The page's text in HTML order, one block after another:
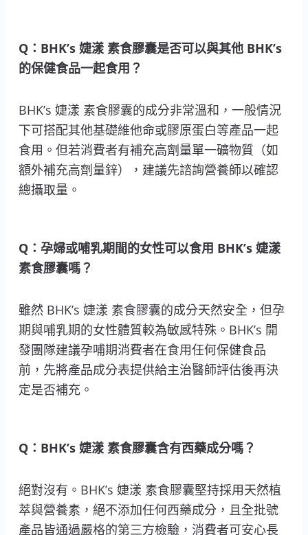
Q：BHK’s 婕漾 素食膠囊是否可以與其他 BHK’s
的保健食品一起食用？
BHK’s 婕漾 素食膠囊的成分非常溫和，一般情況
下可搭配其他基礎維他命或膠原蛋白等產品一起
食用。但若消費者有補充高劑量單一礦物質（如
額外補充高劑量鋅），建議先諮詢營養師以確認
總攝取量。
Q：孕婦或哺乳期間的女性可以食用 BHK’s 婕漾
素食膠囊嗎？
雖然 BHK’s 婕漾 素食膠囊的成分天然安全，但孕
期與哺乳期的女性體質較為敏感特殊。BHK’s 開
發團隊建議孕哺期消費者在食用任何保健食品
前，先將產品成分表提供給主治醫師評估後再決
定是否補充。
Q：BHK’s 婕漾 素食膠囊含有西藥成分嗎？
絕對沒有。BHK’s 婕漾 素食膠囊堅持採用天然植
萃與營養素，絕不添加任何西藥成分，且全批號
產品皆通過嚴格的第三方檢驗，消費者可安心長